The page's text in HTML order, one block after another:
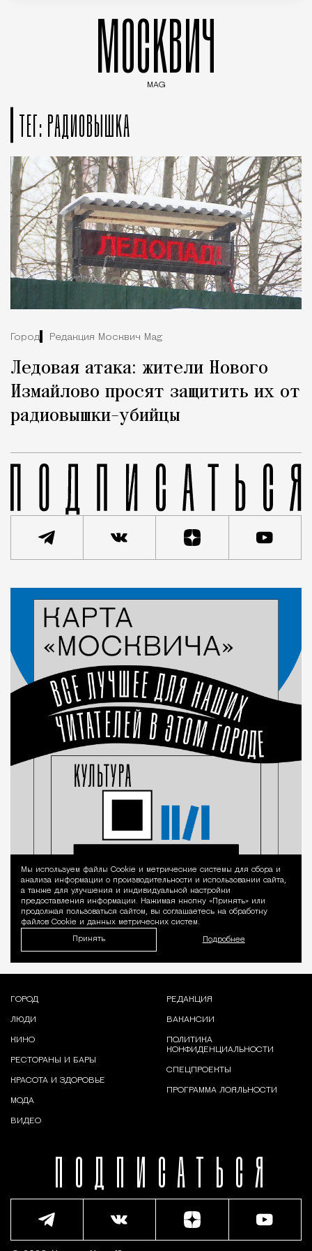
МОСКВИЧ
MAG
ТЕГ: РАДИОВЫШКА
Город Редакция Москвич Mag
Ледовая атака: жители Нового
Измайлово просят защитить их от
радиовышки-убийцы
Уведомление
Мы используем файлы Сookie и метрические системы для сбора и
анализа информации о производительности и использовании сайта,
а также для улучшения и индивидуальной настройки
предоставления информации. Нажимая кнопку «Принять» или
продолжая пользоваться сайтом, вы соглашаетесь на обработку
файлов Cookie и данных метрических систем.
Принять Подробнее
ПОДПИСАТЬСЯ
ГОРОД
ЛЮДИ
КИНО
РЕСТОРАНЫ И БАРЫ
КРАСОТА И ЗДОРОВЬЕ
МОДА
ВИДЕО
РЕДАКЦИЯ
ВАКАНСИИ
ПОЛИТИКА
КОНФИДЕНЦИАЛЬНОСТИ
СПЕЦПРОЕКТЫ
ПРОГРАММА ЛОЯЛЬНОСТИ